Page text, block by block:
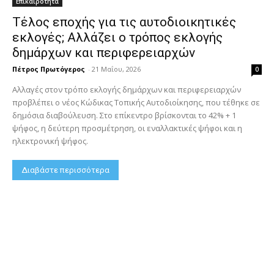
Τέλος εποχής για τις αυτοδιοικητικές
εκλογές; Αλλάζει ο τρόπος εκλογής
δημάρχων και περιφερειαρχών
Πέτρος Πρωτόγερος - 21 Μαΐου, 2026 0
Αλλαγές στον τρόπο εκλογής δημάρχων και περιφερειαρχών
προβλέπει ο νέος Κώδικας Τοπικής Αυτοδιοίκησης, που τέθηκε σε
δημόσια διαβούλευση. Στο επίκεντρο βρίσκονται το 42% + 1
ψήφος, η δεύτερη προσμέτρηση, οι εναλλακτικές ψήφοι και η
ηλεκτρονική ψήφος.
Διαβάστε περισσότερα